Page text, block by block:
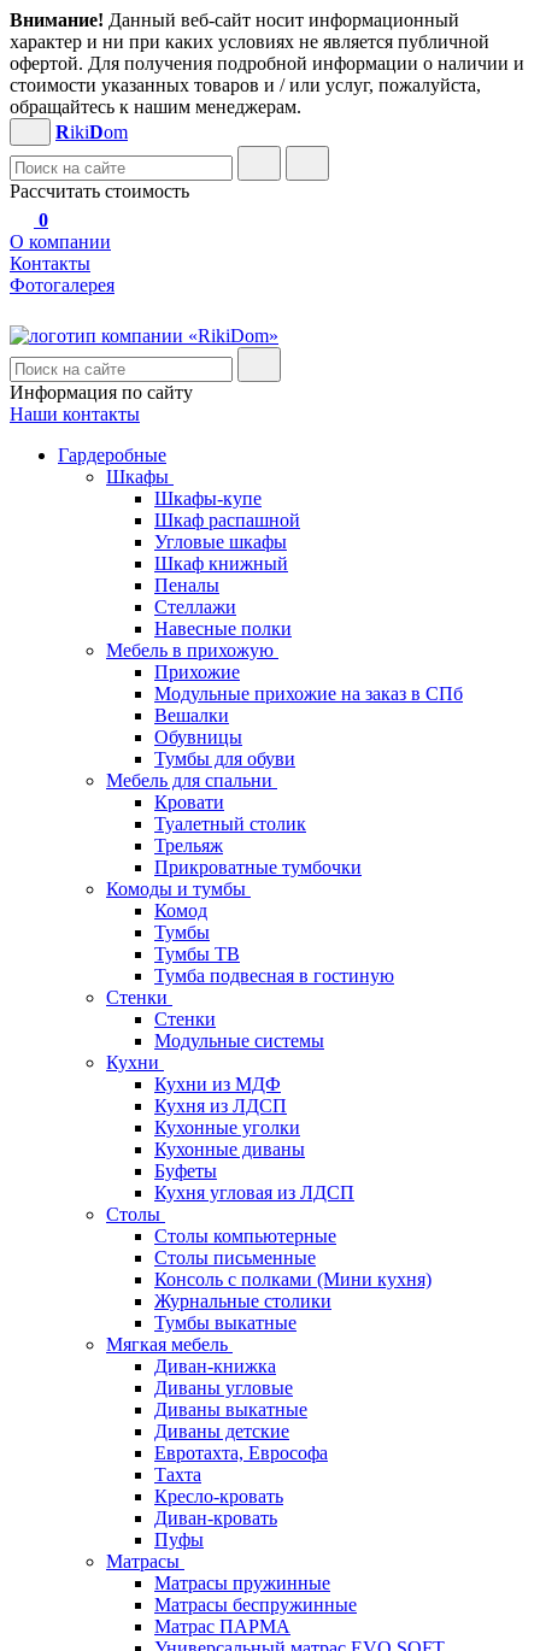
Внимание! Данный веб-сайт носит информационный
характер и ни при каких условиях не является публичной
офертой. Для получения подробной информации о наличии и
стоимости указанных товаров и / или услуг, пожалуйста,
обращайтесь к нашим менеджерам.
RikiDom
Рассчитать стоимость
0
О компании
Контакты
Фотогалерея
Информация по сайту
Наши контакты
Гардеробные
Шкафы
Шкафы-купе
Шкаф распашной
Угловые шкафы
Шкаф книжный
Пеналы
Стеллажи
Навесные полки
Мебель в прихожую
Прихожие
Модульные прихожие на заказ в СПб
Вешалки
Обувницы
Тумбы для обуви
Мебель для спальни
Кровати
Туалетный столик
Трельяж
Прикроватные тумбочки
Комоды и тумбы
Комод
Тумбы
Тумбы ТВ
Тумба подвесная в гостиную
Стенки
Стенки
Модульные системы
Кухни
Кухни из МДФ
Кухня из ЛДСП
Кухонные уголки
Кухонные диваны
Буфеты
Кухня угловая из ЛДСП
Столы
Столы компьютерные
Столы письменные
Консоль с полками (Мини кухня)
Журнальные столики
Тумбы выкатные
Мягкая мебель
Диван-книжка
Диваны угловые
Диваны выкатные
Диваны детские
Евротахта, Еврософа
Тахта
Кресло-кровать
Диван-кровать
Пуфы
Матрасы
Матрасы пружинные
Матрасы беспружинные
Матрас ПАРМА